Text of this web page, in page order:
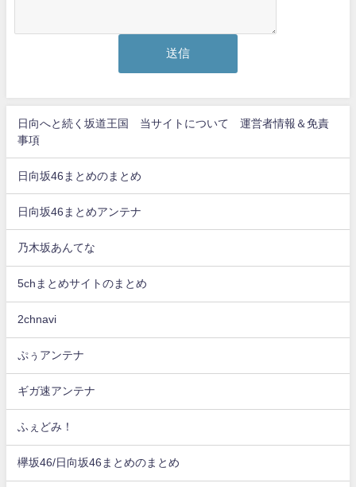
日向へと続く坂道王国 当サイトについて 運営者情報＆免責
事項
日向坂46まとめのまとめ
日向坂46まとめアンテナ
乃木坂あんてな
5chまとめサイトのまとめ
2chnavi
ぷぅアンテナ
ギガ速アンテナ
ふぇどみ！
欅坂46/日向坂46まとめのまとめ